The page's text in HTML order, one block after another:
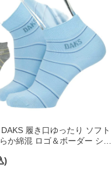
履き口ゆったり ソフト
か綿混 ロゴ＆ボーダー ショ
)